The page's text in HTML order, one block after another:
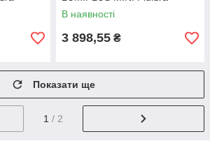
Іспанія
В наявності
3 898,55 ₴
Показати ще
1 / 2